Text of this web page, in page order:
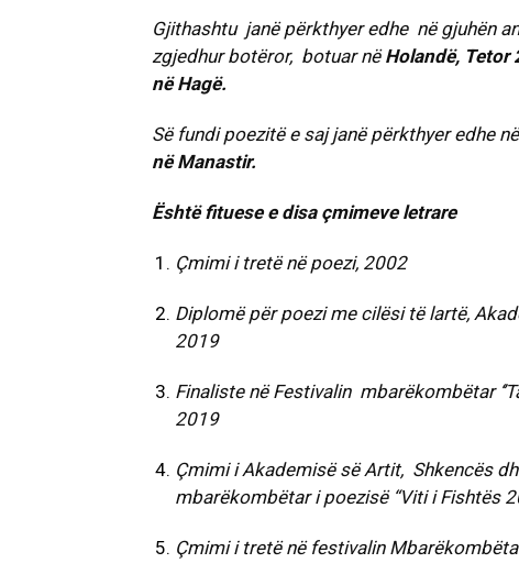
Gjithashtu janë përkthyer edhe në gjuhën
zgjedhur botëror, botuar nëHolandë, Tetor
në Hagë.
Së fundi poezitë e saj janë përkthyer edhe
në Manastir.
Është fituese e disa çmimeve letrare
Çmimi i tretë në poezi, 2002
Diplomë për poezi me cilësi të lartë,
2019
Finaliste në Festivalin mbarëkombëtar
2019
Çmimi i Akademisë së Artit, Shkencës
mbarëkombëtar i poezisë “Viti i Fishtës
Çmimi i tretë në festivalin